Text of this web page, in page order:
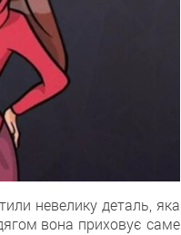
невелику деталь, яка
вона приховує саме